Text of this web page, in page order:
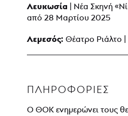
Λευκωσία | Νέα Σκηνή
από 28 Μαρτίου 2025
Λεμεσός: Θέατρο Ριάλτο |
ΠΛΗΡΟΦΟΡΊΕΣ
Ο ΘΟΚ ενημερώνει τους